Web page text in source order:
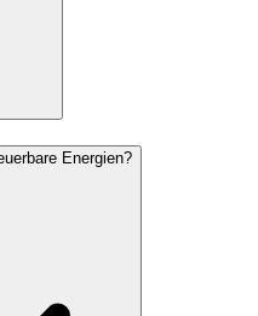
Energien?